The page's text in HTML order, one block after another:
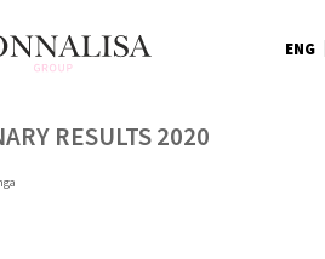
ENG
RESULTS 2020